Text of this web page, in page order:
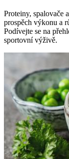
Proteiny, spalovače
prospěch výkonu a
Podívejte se na
sportovní výživě.